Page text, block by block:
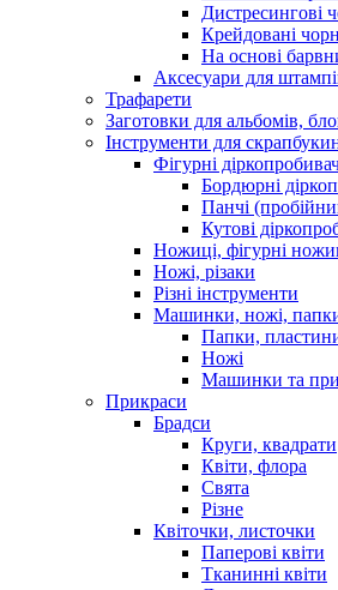
Дистресингові
Крейдовані
На основі
Аксесуари для
Трафарети
Заготовки для альбомів,
Інструменти для
Фігурні
Бордюрні
Панчі
Кутові
Ножиці, фігурні
Ножі, різаки
Різні інструменти
Машинки, ножі,
Папки,
Ножі
Машинки та
Прикраси
Брадси
Круги, квадрати
Квіти, флора
Свята
Різне
Квіточки, листочки
Паперові квіти
Тканинні квіти